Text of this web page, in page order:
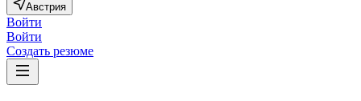
Австрия
Войти
Войти
Создать резюме